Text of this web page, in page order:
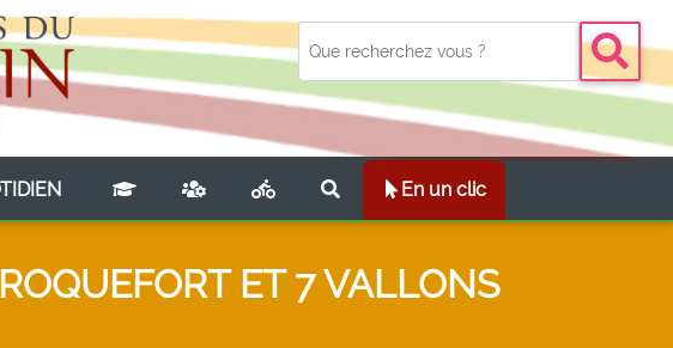
(CURRENT) En un clic
ET 7 VALLONS